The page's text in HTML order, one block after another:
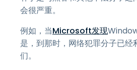
会很严重。
例如，当Microsoft发现
是，到那时，网络犯罪分子已
们。